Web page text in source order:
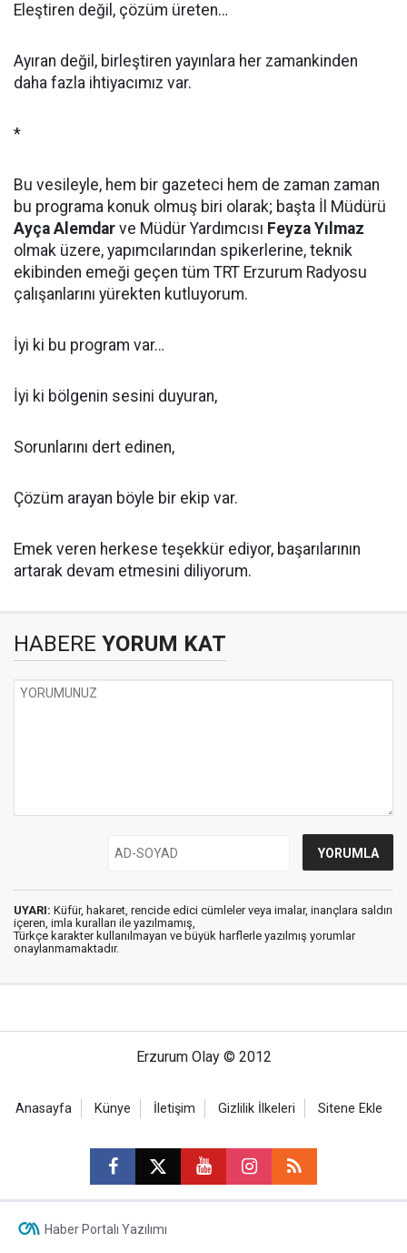
Eleştiren değil, çözüm üreten…
Ayıran değil, birleştiren yayınlara her zamankinden
daha fazla ihtiyacımız var.
*
Bu vesileyle, hem bir gazeteci hem de zaman zaman
bu programa konuk olmuş biri olarak; başta İl Müdürü
Ayça Alemdar ve Müdür Yardımcısı Feyza Yılmaz
olmak üzere, yapımcılarından spikerlerine, teknik
ekibinden emeği geçen tüm TRT Erzurum Radyosu
çalışanlarını yürekten kutluyorum.
İyi ki bu program var…
İyi ki bölgenin sesini duyuran,
Sorunlarını dert edinen,
Çözüm arayan böyle bir ekip var.
Emek veren herkese teşekkür ediyor, başarılarının
artarak devam etmesini diliyorum.
HABERE YORUM KAT
UYARI: Küfür, hakaret, rencide edici cümleler veya imalar, inançlara saldırı
içeren, imla kuralları ile yazılmamış,
Türkçe karakter kullanılmayan ve büyük harflerle yazılmış yorumlar
onaylanmamaktadır.
Erzurum Olay © 2012
Anasayfa Künye İletişim Gizlilik İlkeleri Sitene Ekle
Haber Portalı Yazılımı